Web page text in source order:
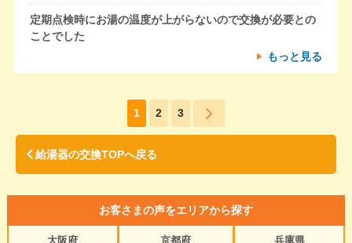
定期点検時にお湯の温度が上がらないので交換が必要との
ことでした
もっと見る
1 2 3
給湯器の交換TOPへ戻る
お客さまの声をエリアから探す
大阪府
京都府
兵庫県